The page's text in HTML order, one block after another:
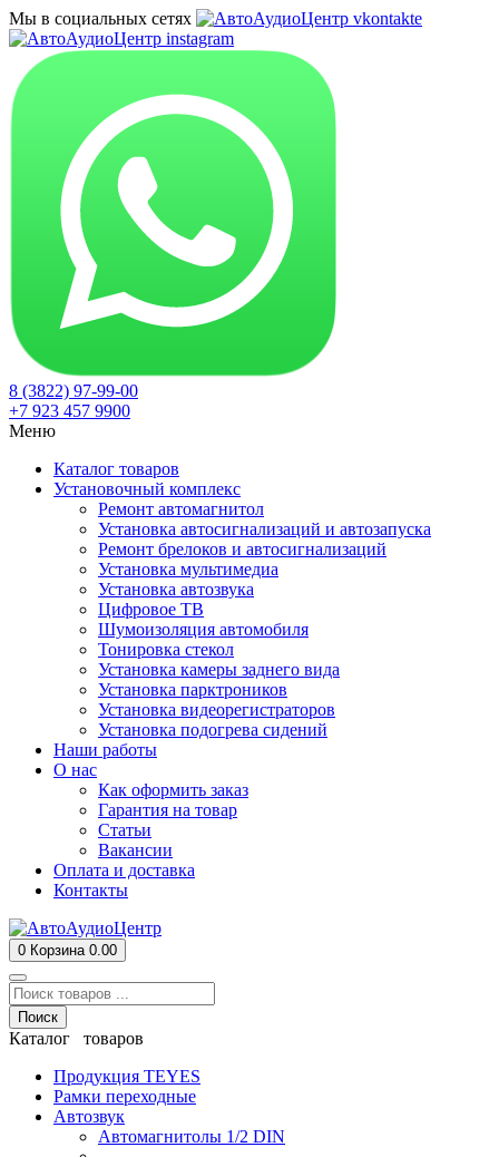
Мы в социальных сетях
8 (3822) 97-99-00
+7 923 457 9900
Меню
Каталог товаров
Установочный комплекс
Ремонт автомагнитол
Установка автосигнализаций и автозапуска
Ремонт брелоков и автосигнализаций
Установка мультимедиа
Установка автозвука
Цифровое ТВ
Шумоизоляция автомобиля
Тонировка стекол
Установка камеры заднего вида
Установка парктроников
Установка видеорегистраторов
Установка подогрева сидений
Наши работы
О нас
Как оформить заказ
Гарантия на товар
Статьи
Вакансии
Оплата и доставка
Контакты
0 Корзина 0.00
Поиск
Каталог товаров
Продукция TEYES
Рамки переходные
Автозвук
Автомагнитолы 1/2 DIN